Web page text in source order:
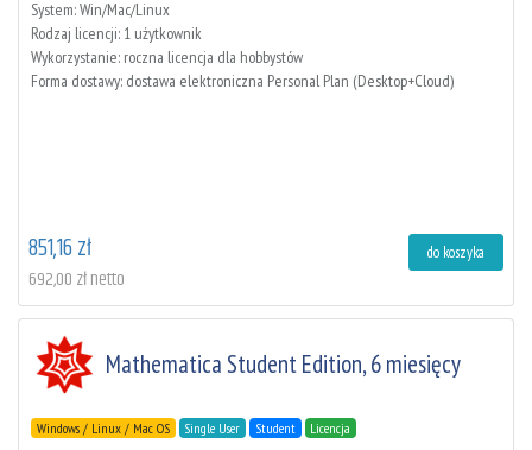
System: Win/Mac/Linux
Rodzaj licencji: 1 użytkownik
Wykorzystanie: roczna licencja dla hobbystów
Forma dostawy: dostawa elektroniczna Personal Plan (Desktop+Cloud)
851,16 zł
692,00 zł netto
do koszyka
Mathematica Student Edition, 6 miesięcy
Windows / Linux / Mac OS Single User Student Licencja